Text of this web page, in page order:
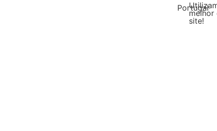
Portugal
melhor
site!